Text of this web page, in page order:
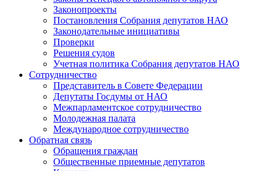
Законопроекты
Постановления Собрания депутатов НАО
Законодательные инициативы
Проверки
Решения судов
Учетная политика Собрания депутатов НАО
Сотрудничество
Представитель в Совете Федерации
Депутаты Госдумы от НАО
Межпарламентское сотрудничество
Молодежная палата
Международное сотрудничество
Обратная cвязь
Обращения граждан
Общественные приемные депутатов